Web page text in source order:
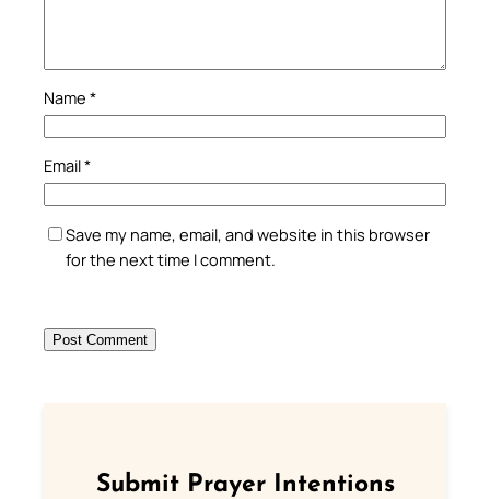
Name *
Email*
Save my name, email, and website in this browser
for the next time I comment.
Submit Prayer Intentions